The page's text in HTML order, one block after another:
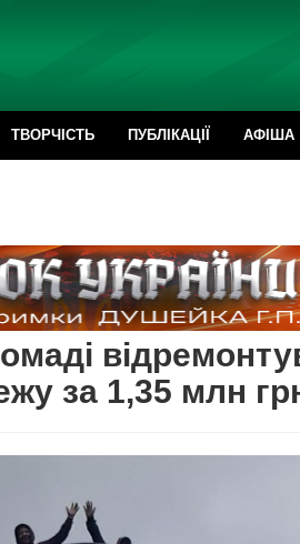
ТВОРЧІСТЬ ПУБЛІКАЦІЇ АФІША
за 1,35 млн